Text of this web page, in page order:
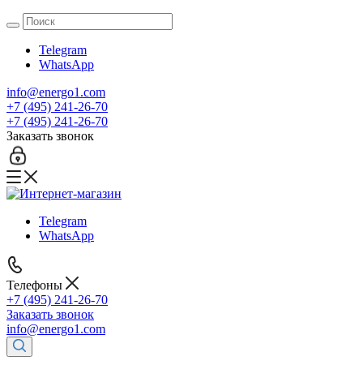
Telegram
WhatsApp
info@energo1.com
+7 (495) 241-26-70
+7 (495) 241-26-70
Заказать звонок
Telegram
WhatsApp
Телефоны
+7 (495) 241-26-70
Заказать звонок
info@energo1.com